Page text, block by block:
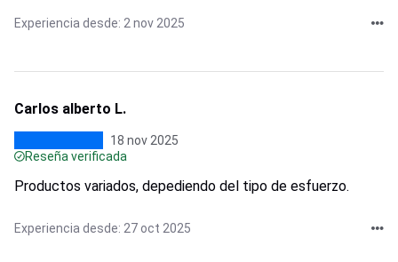
Experiencia desde: 2 nov 2025
Carlos alberto L.
18 nov 2025
Reseña verificada
Productos variados, depediendo del tipo de esfuerzo.
Experiencia desde: 27 oct 2025